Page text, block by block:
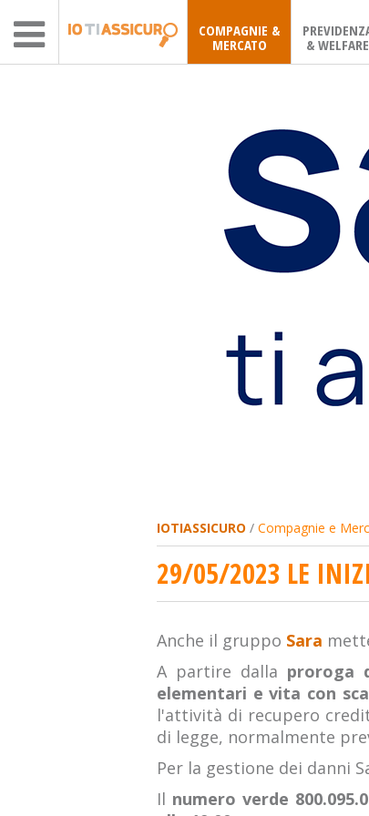
COMPAGNIE &
MERCATO
& WELFARE
IOTIASSICURO / Compagnie e
29/05/2023 LE
Anche il gruppo Sara
A partire dalla proroga
elementari e vita con
l'attività di recupero
di legge, normalmente
Per la gestione dei danni
Il numero verde